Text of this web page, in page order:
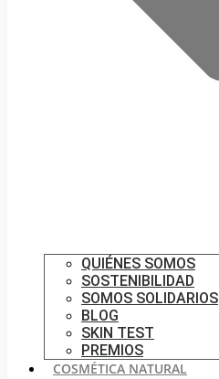
QUIÉNES SOMOS
SOSTENIBILIDAD
SOMOS SOLIDARIOS
BLOG
SKIN TEST
PREMIOS
COSMÉTICA NATURAL